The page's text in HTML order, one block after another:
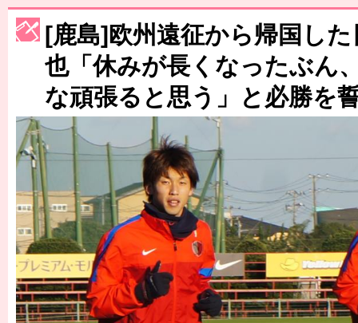
［3214号］WEST制覇
［3215号］WEEKLY EG SELECTION
［3216号］行く末占うラストワン
［3217号］最高の景色へ出国
［3218号］WEEKLY EG SELECTION
［3219号］特別な覇者へ 大逆転か連破か
［3220号］伝説の王者、黄金のシャーレ
[鹿島]欧州遠征から帰国し
也「休みが長くなったぶん
な頑張ると思う」と必勝を